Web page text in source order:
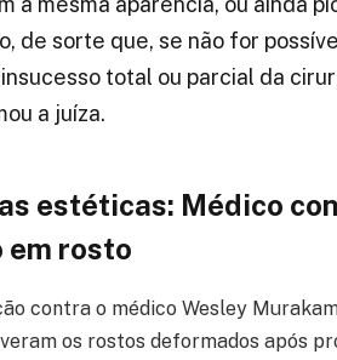
de sorte que, se não for
total ou parcial da
a juíza.
estéticas: Médico
em rosto
contra o médico Wesley
os rostos deformados após